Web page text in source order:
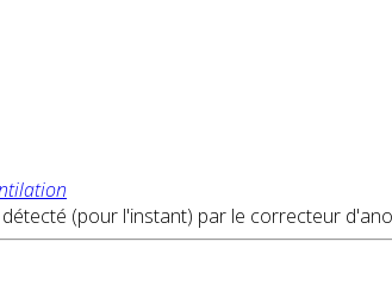
(pour l'instant) par le correcteur